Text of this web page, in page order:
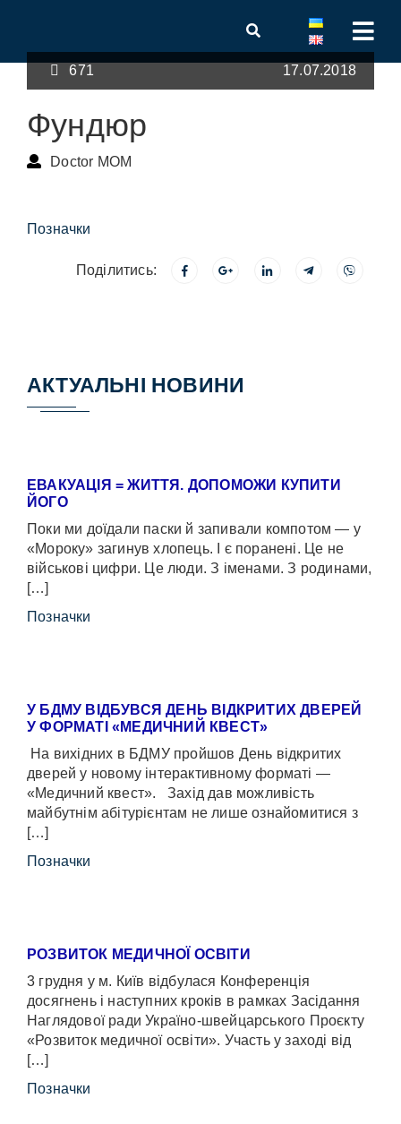
671 17.07.2018
Фундюр
Doctor MOM
Позначки
Поділитись:
АКТУАЛЬНІ НОВИНИ
ЕВАКУАЦІЯ = ЖИТТЯ. ДОПОМОЖИ КУПИТИ
ЙОГО
Поки ми доїдали паски й запивали компотом — у
«Мороку» загинув хлопець. І є поранені. Це не
військові цифри. Це люди. З іменами. З родинами,
[…]
Позначки
У БДМУ ВІДБУВСЯ ДЕНЬ ВІДКРИТИХ ДВЕРЕЙ
У ФОРМАТІ «МЕДИЧНИЙ КВЕСТ»
На вихідних в БДМУ пройшов День відкритих
дверей у новому інтерактивному форматі —
«Медичний квест». Захід дав можливість
майбутнім абітурієнтам не лише ознайомитися з
[…]
Позначки
РОЗВИТОК МЕДИЧНОЇ ОСВІТИ
3 грудня у м. Київ відбулася Конференція
досягнень і наступних кроків в рамках Засідання
Наглядової ради Україно-швейцарського Проєкту
«Розвиток медичної освіти». Участь у заході від
[…]
Позначки